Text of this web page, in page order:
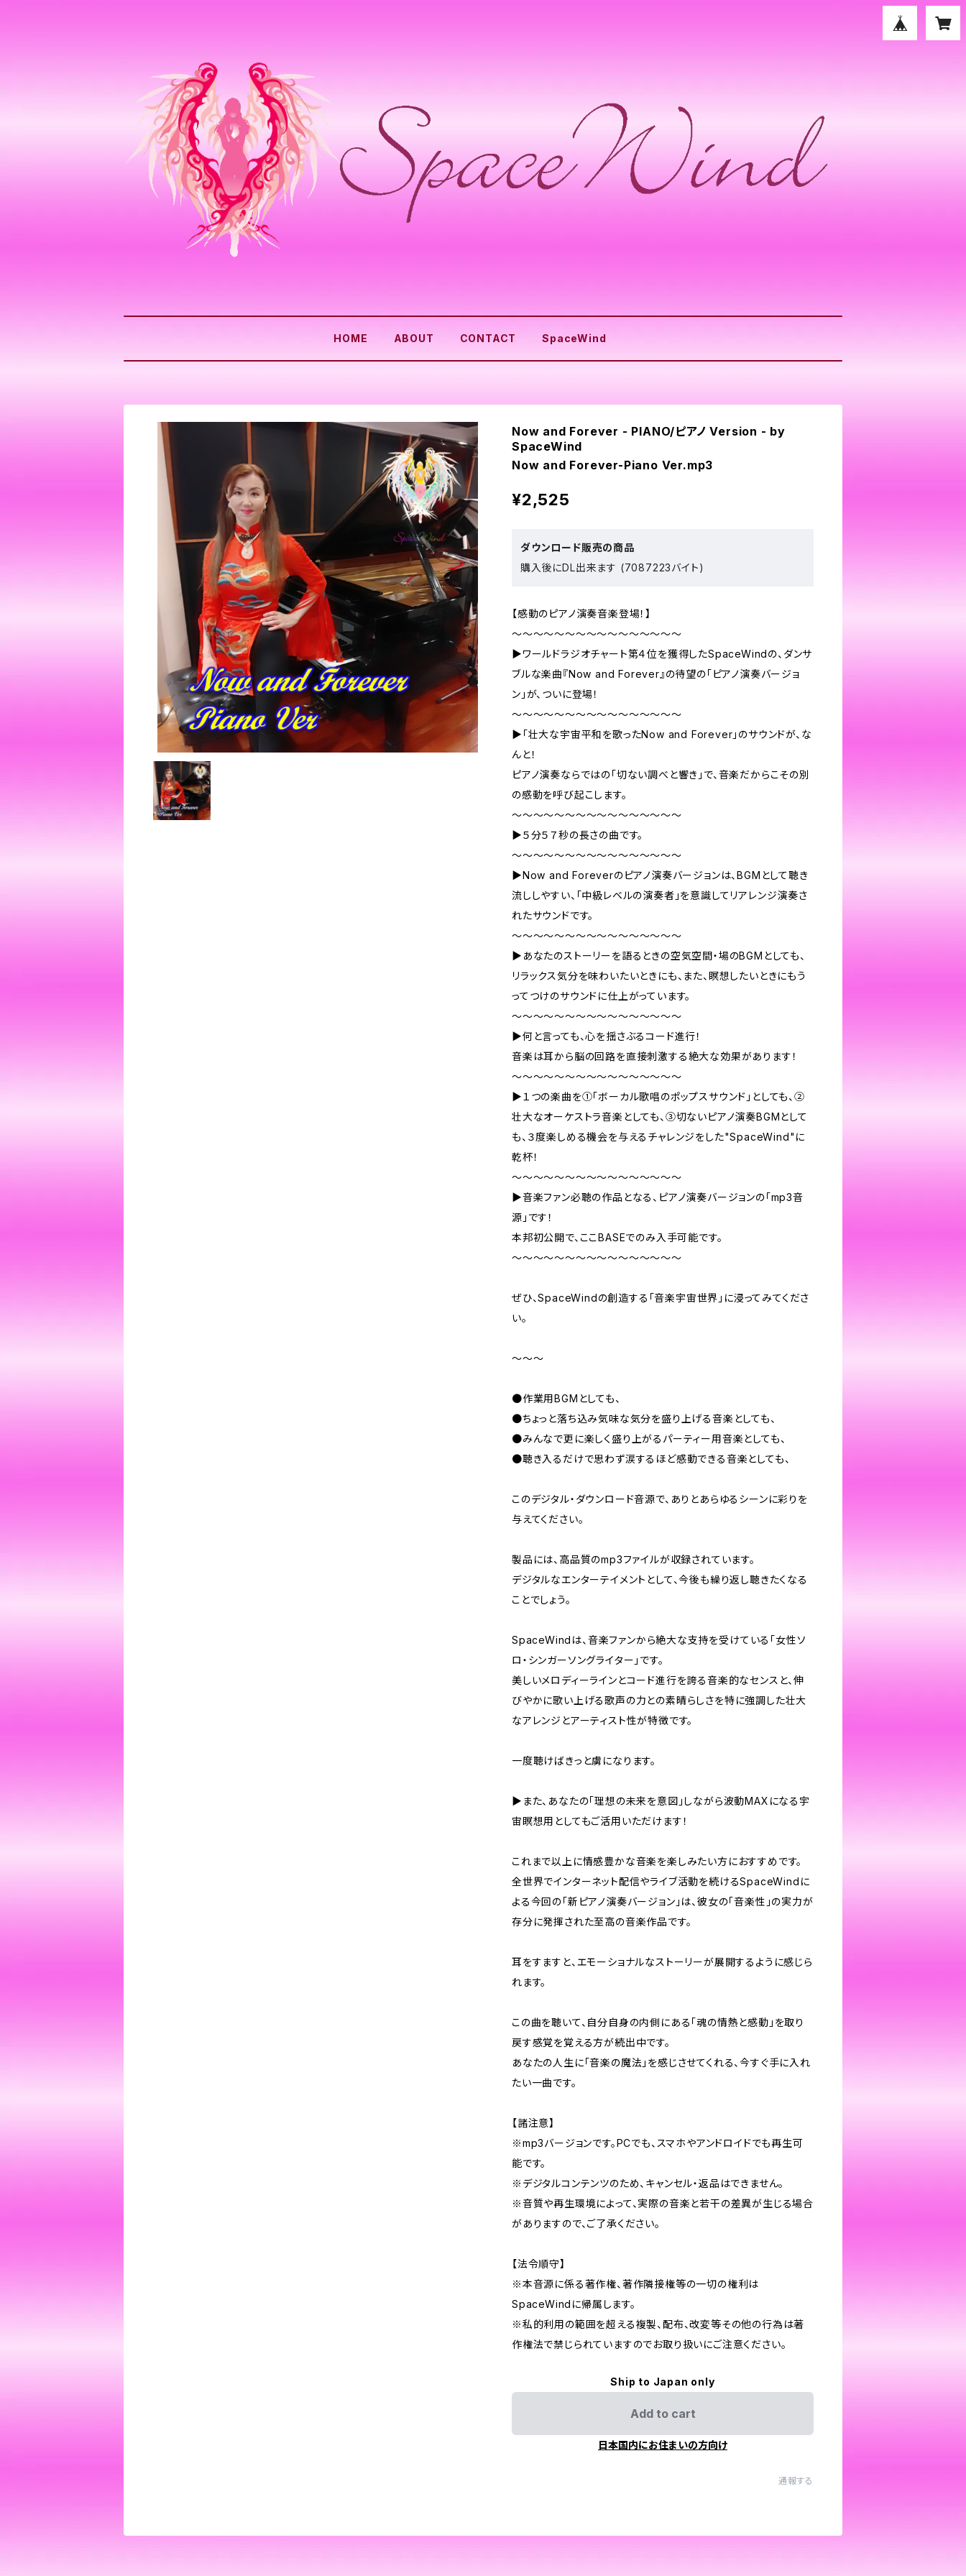
HOME ABOUT CONTACT SpaceWind
Now and Forever - PIANO/ピアノ Version - by
SpaceWind
Now and Forever-Piano Ver.mp3
¥2,525
ダウンロード販売の商品
購入後にDL出来ます (7087223バイト)
【感動のピアノ演奏音楽登場！】
～～～～～～～～～～～～～～～～
▶ワールドラジオチャート第４位を獲得したSpaceWindの、ダンサ
ブルな楽曲『Now and Forever』の待望の「ピアノ演奏バージョ
ン」が、ついに登場！
～～～～～～～～～～～～～～～～
▶「壮大な宇宙平和を歌ったNow and Forever」のサウンドが、な
んと！
ピアノ演奏ならではの「切ない調べと響き」で、音楽だからこその別
の感動を呼び起こします。
～～～～～～～～～～～～～～～～
▶５分５７秒の長さの曲です。
～～～～～～～～～～～～～～～～
▶Now and Foreverのピアノ演奏バージョンは、BGMとして聴き
流ししやすい、「中級レベルの演奏者」を意識してリアレンジ演奏さ
れたサウンドです。
～～～～～～～～～～～～～～～～
▶あなたのストーリーを語るときの空気空間・場のBGMとしても、
リラックス気分を味わいたいときにも、また、瞑想したいときにもう
ってつけのサウンドに仕上がっています。
～～～～～～～～～～～～～～～～
▶何と言っても、心を揺さぶるコード進行！
音楽は耳から脳の回路を直接刺激する絶大な効果があります！
～～～～～～～～～～～～～～～～
▶１つの楽曲を①「ボーカル歌唱のポップスサウンド」としても、②
壮大なオーケストラ音楽としても、③切ないピアノ演奏BGMとして
も、３度楽しめる機会を与えるチャレンジをした"SpaceWind"に
乾杯！
～～～～～～～～～～～～～～～～
▶音楽ファン必聴の作品となる、ピアノ演奏バージョンの「mp3音
源」です！
本邦初公開で、ここBASEでのみ入手可能です。
～～～～～～～～～～～～～～～～
ぜひ、SpaceWindの創造する「音楽宇宙世界」に浸ってみてくださ
い。
～～～
●作業用BGMとしても、
●ちょっと落ち込み気味な気分を盛り上げる音楽としても、
●みんなで更に楽しく盛り上がるパーティー用音楽としても、
●聴き入るだけで思わず涙するほど感動できる音楽としても、
このデジタル・ダウンロード音源で、ありとあらゆるシーンに彩りを
与えてください。
製品には、高品質のmp3ファイルが収録されています。
デジタルなエンターテイメントとして、今後も繰り返し聴きたくなる
ことでしょう。
SpaceWindは、音楽ファンから絶大な支持を受けている「女性ソ
ロ・シンガーソングライター」です。
美しいメロディーラインとコード進行を誇る音楽的なセンスと、伸
びやかに歌い上げる歌声の力との素晴らしさを特に強調した壮大
なアレンジとアーティスト性が特徴です。
一度聴けばきっと虜になります。
▶また、あなたの「理想の未来を意図」しながら波動MAXになる宇
宙瞑想用としてもご活用いただけます！
これまで以上に情感豊かな音楽を楽しみたい方におすすめです。
全世界でインターネット配信やライブ活動を続けるSpaceWindに
よる今回の「新ピアノ演奏バージョン」は、彼女の「音楽性」の実力が
存分に発揮された至高の音楽作品です。
耳をすますと、エモーショナルなストーリーが展開するように感じら
れます。
この曲を聴いて、自分自身の内側にある「魂の情熱と感動」を取り
戻す感覚を覚える方が続出中です。
あなたの人生に「音楽の魔法」を感じさせてくれる、今すぐ手に入れ
たい一曲です。
【諸注意】
※mp3バージョンです。PCでも、スマホやアンドロイドでも再生可
能です。
※デジタルコンテンツのため、キャンセル・返品はできません。
※音質や再生環境によって、実際の音楽と若干の差異が生じる場合
がありますので、ご了承ください。
【法令順守】
※本音源に係る著作権、著作隣接権等の一切の権利は
SpaceWindに帰属します。
※私的利用の範囲を超える複製、配布、改変等その他の行為は著
作権法で禁じられていますのでお取り扱いにご注意ください。
Ship to Japan only
Add to cart
日本国内にお住まいの方向け
通報する